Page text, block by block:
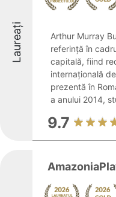
Laureați
Arthur Murray
referință în
capitală, fiind
internațională
prezentă în
a anului 2014,
9.7